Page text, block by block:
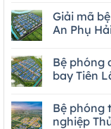
Giải mã
An Phụ
Bệ phóng
bay Tiên
Bệ phóng
nghiệp